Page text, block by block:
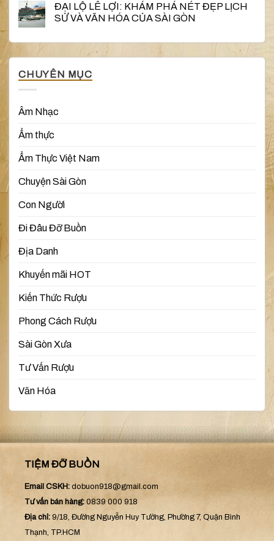
ĐẠI LỘ LÊ LỢI: KHÁM PHÁ NÉT ĐẸP LỊCH
SỬ VÀ VĂN HÓA CỦA SÀI GÒN
CHUYÊN MỤC
Âm Nhạc
Ẩm thực
Ẩm Thực Việt Nam
Chuyện Sài Gòn
Con Người
Đi Đâu Đỡ Buồn
Địa Danh
Khuyến mãi HOT
Kiến Thức Rượu
Phong Cách Rượu
Sài Gòn Xưa
Tư Vấn Rượu
Văn Hóa
TIỆM ĐỠ BUỒN
Email CSKH: dobuon918@gmail.com
Tư vấn bán hàng: 0839 000 918
Địa chỉ: 9/18, Đường Nguyễn Huy Tưởng, Phường 7, Quận Bình
Thạnh, TP.HCM